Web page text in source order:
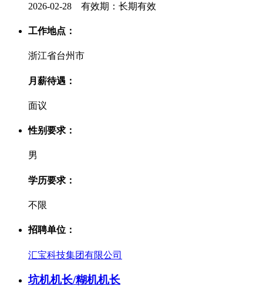
2026-02-28 有效期：长期有效
工作地点：
浙江省台州市
月薪待遇：
面议
性别要求：
男
学历要求：
不限
招聘单位：
汇宝科技集团有限公司
坑机机长/糊机机长